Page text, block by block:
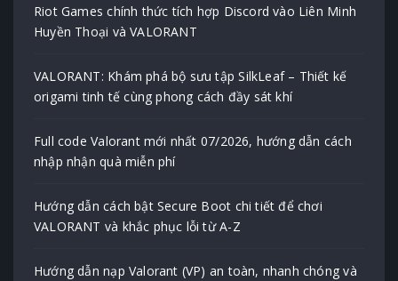
Riot Games chính thức tích hợp Discord vào Liên Minh
Huyền Thoại và VALORANT
VALORANT: Khám phá bộ sưu tập SilkLeaf – Thiết kế
origami tinh tế cùng phong cách đầy sát khí
Full code Valorant mới nhất 07/2026, hướng dẫn cách
nhập nhận quà miễn phí
Hướng dẫn cách bật Secure Boot chi tiết để chơi
VALORANT và khắc phục lỗi từ A-Z
Hướng dẫn nạp Valorant (VP) an toàn, nhanh chóng và